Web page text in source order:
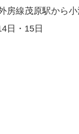
房線茂原駅から
日・15日